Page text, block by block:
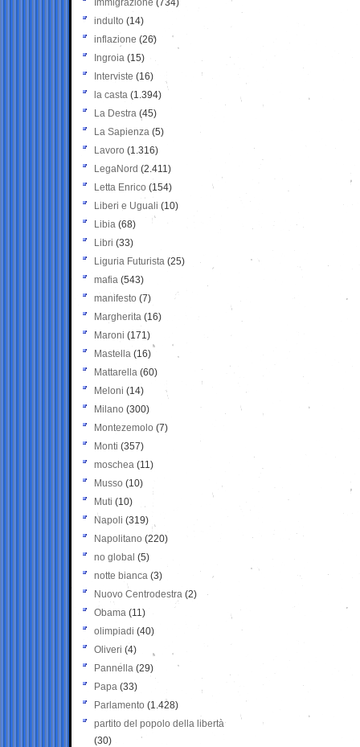
Immigrazione (734)
indulto (14)
inflazione (26)
Ingroia (15)
Interviste (16)
la casta (1.394)
La Destra (45)
La Sapienza (5)
Lavoro (1.316)
LegaNord (2.411)
Letta Enrico (154)
Liberi e Uguali (10)
Libia (68)
Libri (33)
Liguria Futurista (25)
mafia (543)
manifesto (7)
Margherita (16)
Maroni (171)
Mastella (16)
Mattarella (60)
Meloni (14)
Milano (300)
Montezemolo (7)
Monti (357)
moschea (11)
Musso (10)
Muti (10)
Napoli (319)
Napolitano (220)
no global (5)
notte bianca (3)
Nuovo Centrodestra (2)
Obama (11)
olimpiadi (40)
Oliveri (4)
Pannella (29)
Papa (33)
Parlamento (1.428)
partito del popolo della libertà
(30)